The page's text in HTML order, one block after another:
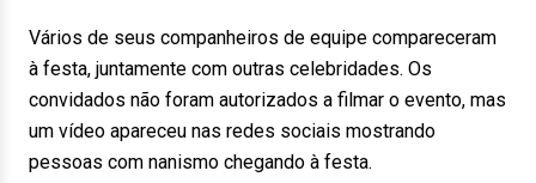
Vários de seus companheiros de equipe compareceram
à festa, juntamente com outras celebridades. Os
convidados não foram autorizados a filmar o evento, mas
um vídeo apareceu nas redes sociais mostrando
pessoas com nanismo chegando à festa.